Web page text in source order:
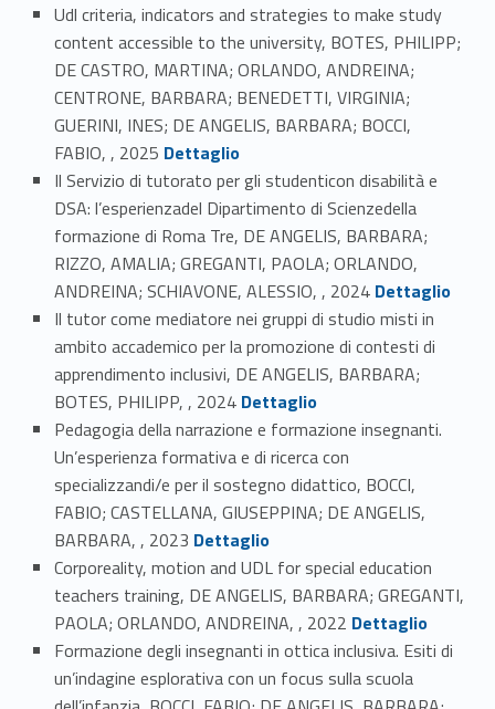
Udl criteria, indicators and strategies to make study
content accessible to the university, BOTES, PHILIPP;
DE CASTRO, MARTINA; ORLANDO, ANDREINA;
CENTRONE, BARBARA; BENEDETTI, VIRGINIA;
GUERINI, INES; DE ANGELIS, BARBARA; BOCCI,
FABIO, , 2025 Link identifier #identifier_person_105203-2Dettaglio
Il Servizio di tutorato per gli studenticon disabilità e
DSA: l’esperienzadel Dipartimento di Scienzedella
formazione di Roma Tre, DE ANGELIS, BARBARA;
RIZZO, AMALIA; GREGANTI, PAOLA; ORLANDO,
ANDREINA; SCHIAVONE, ALESSIO, , 2024 Link identifier #identifier_person_130180-3Dettaglio
Il tutor come mediatore nei gruppi di studio misti in
ambito accademico per la promozione di contesti di
apprendimento inclusivi, DE ANGELIS, BARBARA;
BOTES, PHILIPP, , 2024 Link identifier #identifier_person_131178-4Dettaglio
Pedagogia della narrazione e formazione insegnanti.
Un’esperienza formativa e di ricerca con
specializzandi/e per il sostegno didattico, BOCCI,
FABIO; CASTELLANA, GIUSEPPINA; DE ANGELIS,
BARBARA, , 2023 Link identifier #identifier_person_111097-5Dettaglio
Corporeality, motion and UDL for special education
teachers training, DE ANGELIS, BARBARA; GREGANTI,
PAOLA; ORLANDO, ANDREINA, , 2022 Link identifier #identifier_person_51952-6Dettaglio
Formazione degli insegnanti in ottica inclusiva. Esiti di
un’indagine esplorativa con un focus sulla scuola